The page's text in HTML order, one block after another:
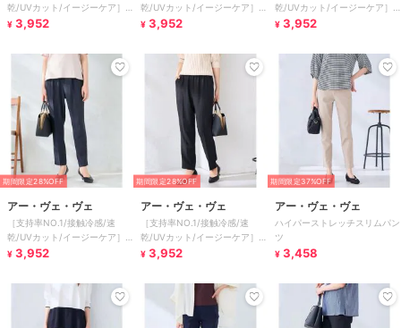
乾/UVカット/イージーケア］
イージーテーパードパンツ
¥ 3,952
乾/UVカット/イージーケア］
イージーテーパードパンツ
¥ 3,952
乾/UVカット/イージーケア］
イージーテーパードパンツ
¥ 3,952
期間限定28%OFF
アー・ヴェ・ヴェ
［支持率NO.1/接触冷感/速
乾/UVカット/イージーケア］
イージーテーパードパンツ
¥ 3,952
期間限定28%OFF
アー・ヴェ・ヴェ
［支持率NO.1/接触冷感/速
乾/UVカット/イージーケア］
イージーテーパードパンツ
¥ 3,952
期間限定37%OFF
アー・ヴェ・ヴェ
ハイパーストレッチスリムパン
ツ
¥ 3,458